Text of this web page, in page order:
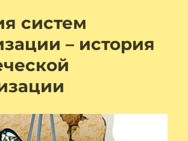
систем
– история